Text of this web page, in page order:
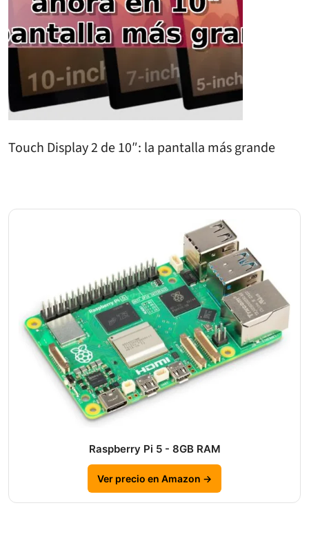
Touch Display 2 de 10″: la pantalla más grande
Raspberry Pi 5 - 8GB RAM
Ver precio en Amazon →